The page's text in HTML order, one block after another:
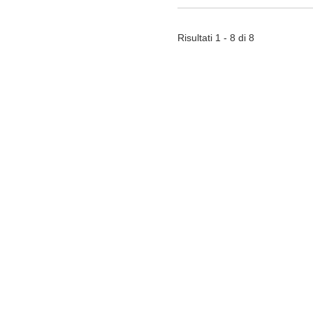
Risultati 1 - 8 di 8